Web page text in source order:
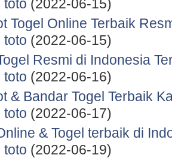
toto (2022-06-15)
Togel Online Terbaik
toto (2022-06-15)
Resmi di Indonesia
toto (2022-06-16)
& Bandar Togel Terbaik
toto (2022-06-17)
& Togel terbaik di
toto (2022-06-19)